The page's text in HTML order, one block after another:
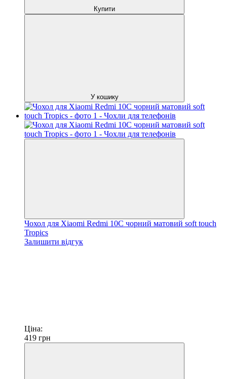
Купити
У кошику
Чохол для Xiaomi Redmi 10C чорний матовий soft touch
Tropics
Залишити відгук
Ціна:
419 грн